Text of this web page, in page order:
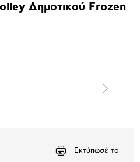
Δημοτικού Frozen
Επόμενο
Εκτύπωσέ το